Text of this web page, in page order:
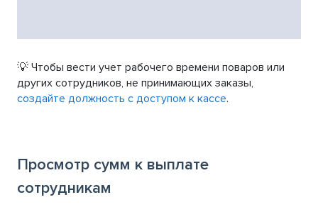
💡 Чтобы вести учет рабочего времени поваров или
других сотрудников, не принимающих заказы,
создайте должность с доступом к кассе.
Просмотр сумм к выплате
сотрудникам